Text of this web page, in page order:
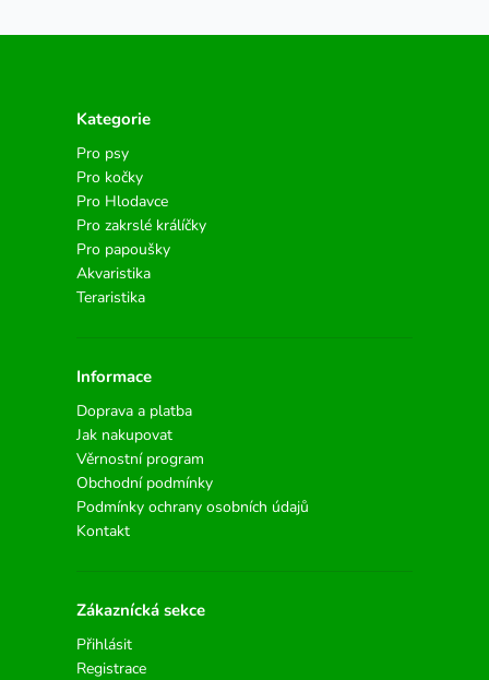
Kategorie
Pro psy
Pro kočky
Pro Hlodavce
Pro zakrslé králíčky
Pro papoušky
Akvaristika
Teraristika
Informace
Doprava a platba
Jak nakupovat
Věrnostní program
Obchodní podmínky
Podmínky ochrany osobních údajů
Kontakt
Zákaznícká sekce
Přihlásit
Registrace